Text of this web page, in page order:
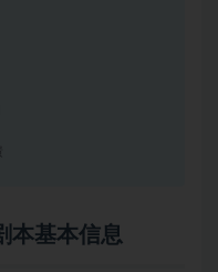
本基本信息